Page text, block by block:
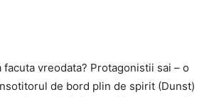
vreodata? Protagonistii sai – o
de bord plin de spirit (Dunst)